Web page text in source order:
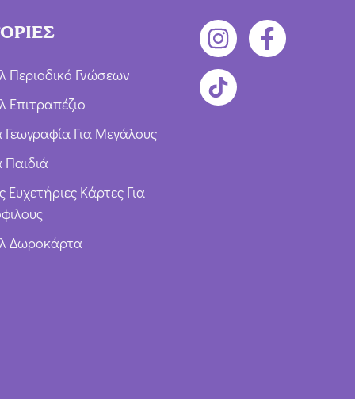
Περιοδικό Γνώσεων
Επιτραπέζιο
Γεωγραφία Για Μεγάλους
Παιδιά
Ευχετήριες Κάρτες Για
Δωροκάρτα